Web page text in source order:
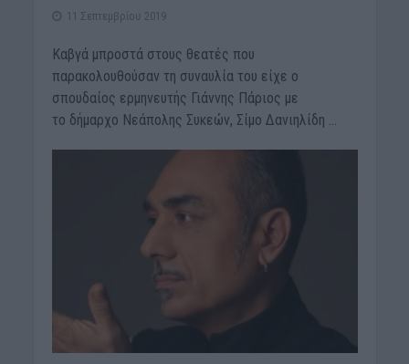
11 Σεπτεμβρίου 2019
Καβγά μπροστά στους θεατές που
παρακολουθούσαν τη συναυλία του είχε ο
σπουδαίος ερμηνευτής Γιάννης Πάριος με
το δήμαρχο Νεάπολης Συκεών, Σίμο Δανιηλίδη ...